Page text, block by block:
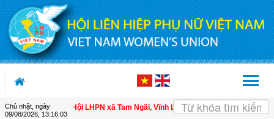
Truy cập nội dung luôn
Chủ nhật, ngày
09/08/2026, 13:16:04
cho hội viên | Hội LHPN xã Tam Ngãi, Vĩnh Long sơ kết công tác Hội và